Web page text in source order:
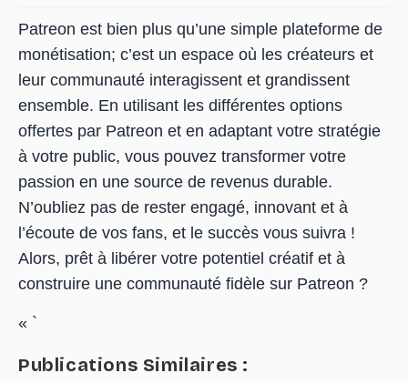
Patreon est bien plus qu’une simple plateforme de
monétisation; c’est un espace où les créateurs et
leur communauté interagissent et grandissent
ensemble. En utilisant les différentes options
offertes par Patreon et en adaptant votre stratégie
à votre public, vous pouvez transformer votre
passion en une source de revenus durable.
N’oubliez pas de rester engagé, innovant et à
l’écoute de vos fans, et le succès vous suivra !
Alors, prêt à libérer votre potentiel créatif et à
construire une communauté fidèle sur Patreon ?
« `
Publications Similaires :